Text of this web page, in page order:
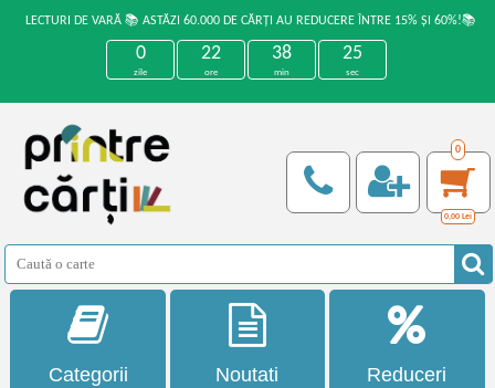
LECTURI DE VARĂ 📚 ASTĂZI 60.000 DE CĂRȚI AU REDUCERE ÎNTRE 15% ȘI 60%!📚
0
zile
22
ore
38
min
24
sec
0
0,00 Lei
Categorii Noutati Reduceri